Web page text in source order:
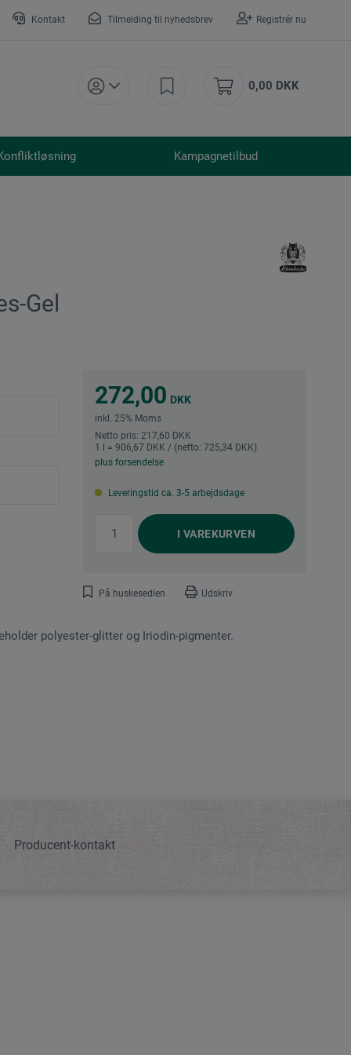
Kontakt Tilmelding til nyhedsbrev Registrér nu
0,00 DKK
Kampagnetilbud
Gel
272,00 DKK
inkl. 25% Moms
Netto pris: 217,60 DKK
1 l = 906,67 DKK / (netto: 725,34 DKK)
plus forsendelse
Leveringstid ca. 3-5 arbejdsdage
I VAREKURVEN
På huskesedlen Udskriv
polyester-glitter og Iriodin-pigmenter.
Producent-kontakt